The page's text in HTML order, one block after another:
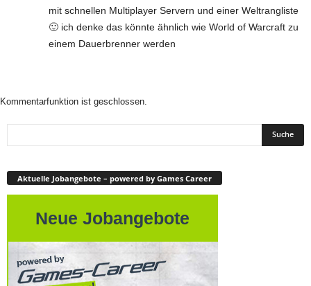
mit schnellen Multiplayer Servern und einer Weltrangliste
🙂 ich denke das könnte ähnlich wie World of Warcraft zu
einem Dauerbrenner werden
Kommentarfunktion ist geschlossen.
Aktuelle Jobangebote – powered by Games Career